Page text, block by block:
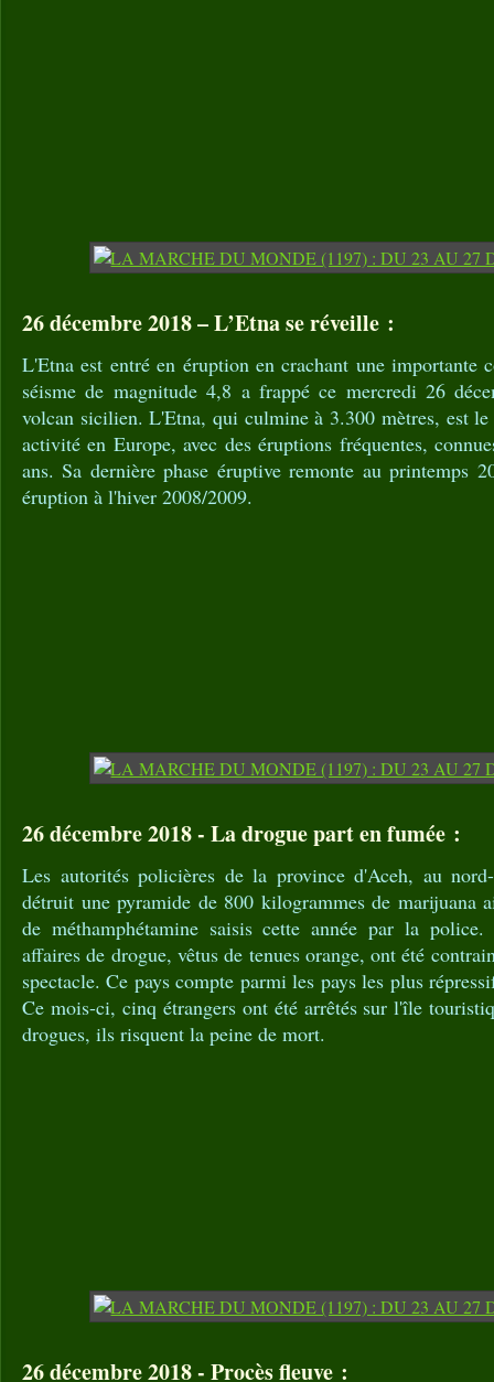
26 décembre 2018 – L’Etna se réveille :
L'Etna est entré en éruption en crachant une importante
séisme de magnitude 4,8 a frappé ce mercredi 26
volcan sicilien. L'Etna, qui culmine à 3.300 mètres, est
activité en Europe, avec des éruptions fréquentes,
ans. Sa dernière phase éruptive remonte au printemps
éruption à l'hiver 2008/2009.
26 décembre 2018 - La drogue part en fumée :
Les autorités policières de la province d'Aceh, au
détruit une pyramide de 800 kilogrammes de marijuana
de méthamphétamine saisis cette année par la police.
affaires de drogue, vêtus de tenues orange, ont été
spectacle. Ce pays compte parmi les pays les plus
Ce mois-ci, cinq étrangers ont été arrêtés sur l'île
drogues, ils risquent la peine de mort.
26 décembre 2018 - Procès fleuve :